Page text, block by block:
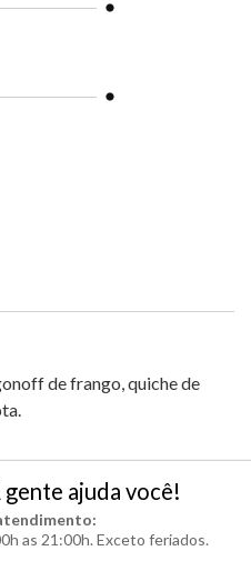
de frango, quiche de
ajuda você!
as 21:00h. Exceto feriados.